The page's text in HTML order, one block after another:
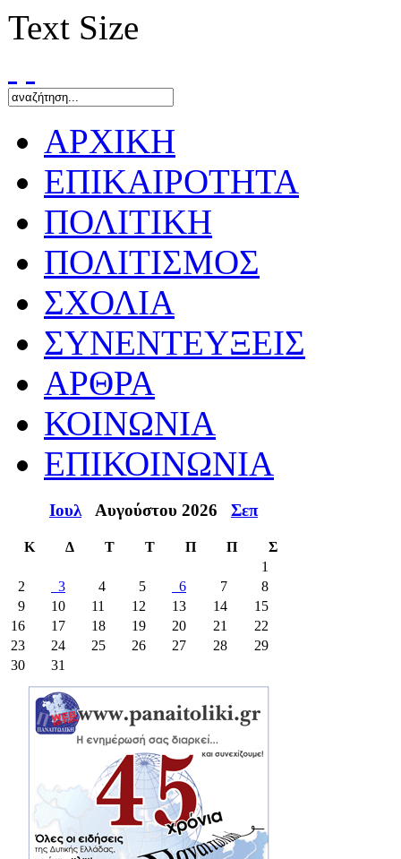
Text Size
ΑΡΧΙΚΗ
ΕΠΙΚΑΙΡΟΤΗΤΑ
ΠΟΛΙΤΙΚΗ
ΠΟΛΙΤΙΣΜΟΣ
ΣΧΟΛΙΑ
ΣΥΝΕΝΤΕΥΞΕΙΣ
ΑΡΘΡΑ
ΚΟΙΝΩΝΙΑ
ΕΠΙΚΟΙΝΩΝΙΑ
Ιουλ Αυγούστου 2026 Σεπ
Κ Δ Τ Τ Π Π
Σ
1
2
3 4 5 6 7
8
9
10 11 12 13 14
15
16
17 18 19 20 21
22
23
24 25 26 27 28
29
30
31